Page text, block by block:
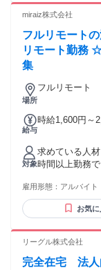
miraiz株式会社
フルリモート
リモート勤務
集
場所
フルリモート
給与
時給1,600円～
対象
求めている人
時間以上勤務
せが多いため 良好なWi-Fi環境が必要です。） 性別の条件と
理由：女性歓
雇用形態： アルバイト
お気に
リーグル株式会社
完全在宅 法人